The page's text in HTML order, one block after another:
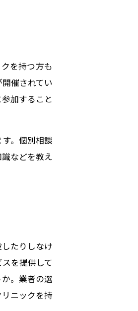
を持つ方も
催されてい
加すること
。個別相談
などを教え
たりしなけ
を提供して
。業者の選
ニックを持